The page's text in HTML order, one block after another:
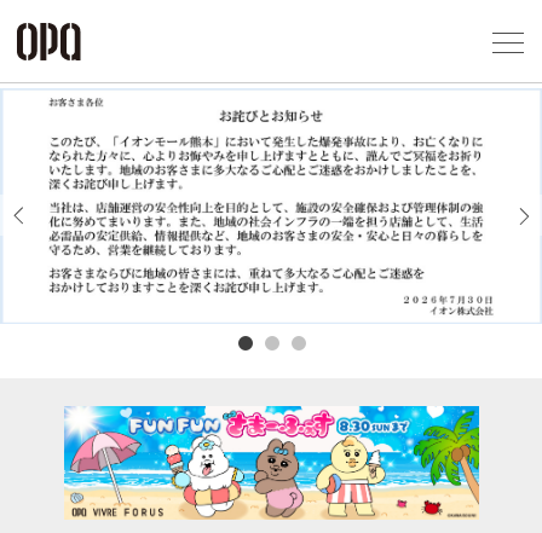
Previous
企業情報
お問い合わせ
プライバシ
ソーシャル